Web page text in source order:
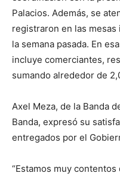
Palacios. Además, se
registraron en las mesas
la semana pasada. En
incluye comerciantes,
sumando alrededor de
Axel Meza, de la Banda
Banda, expresó su
entregados por el
“Estamos muy